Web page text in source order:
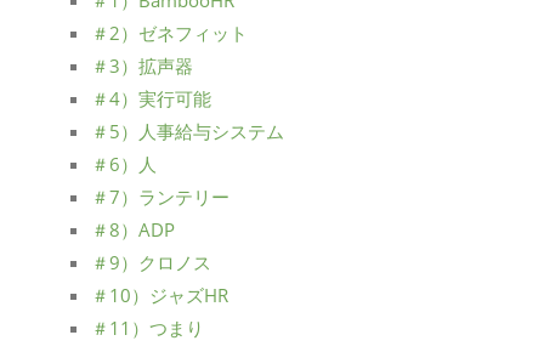
＃2）ゼネフィット
＃3）拡声器
＃4）実行可能
＃5）人事給与システム
＃6）人
＃7）ランテリー
＃8）ADP
＃9）クロノス
＃10）ジャズHR
＃11）つまり